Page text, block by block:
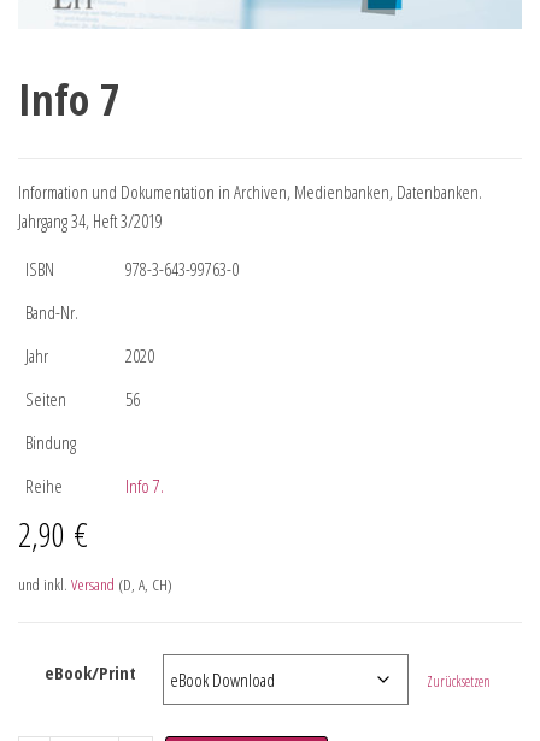
Info 7
Information und Dokumentation in Archiven, Medienbanken, Datenbanken.
Jahrgang 34, Heft 3/2019
ISBN
978-3-643-99763-0
Band-Nr.
Jahr
2020
Seiten
56
Bindung
Reihe
Info 7.
2,90 €
und inkl. Versand (D, A, CH)
eBook/Print Zurücksetzen